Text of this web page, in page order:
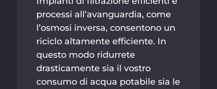
processi all’avanguardia, come
l’osmosi inversa, consentono un
riciclo altamente efficiente. In
questo modo ridurrete
drasticamente sia il vostro
consumo di acqua potabile sia le